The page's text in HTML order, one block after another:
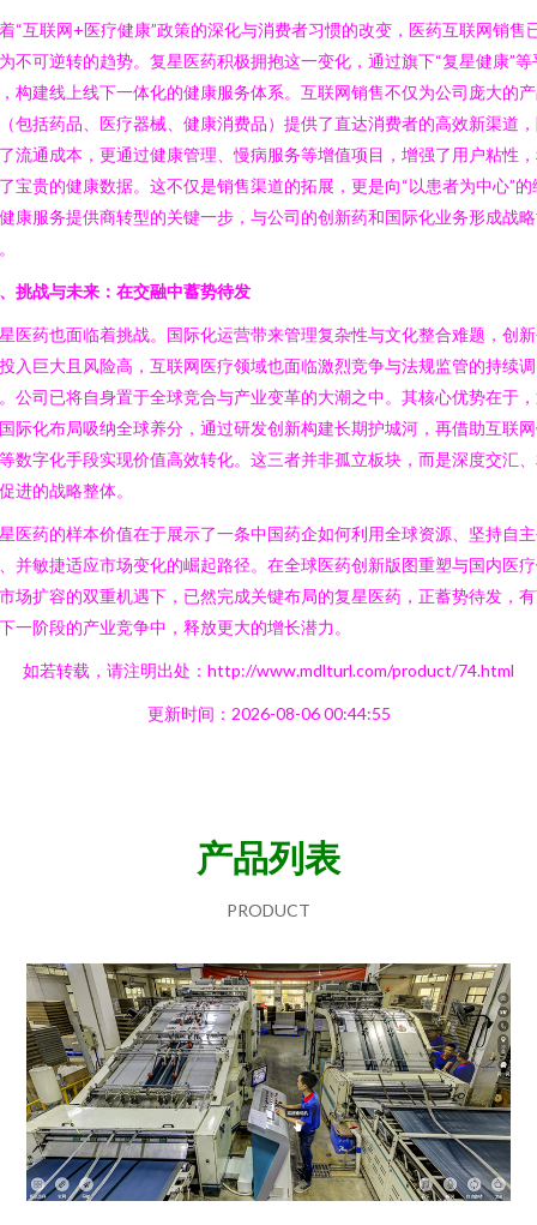
“互联网+医疗健康”政策的深化与消费者习惯的改变，医药互联网销售
不可逆转的趋势。复星医药积极拥抱这一变化，通过旗下“复星健康”等
构建线上线下一体化的健康服务体系。互联网销售不仅为公司庞大的
包括药品、医疗器械、健康消费品）提供了直达消费者的高效新渠道
流通成本，更通过健康管理、慢病服务等增值项目，增强了用户粘性
宝贵的健康数据。这不仅是销售渠道的拓展，更是向“以患者为中心”的
康服务提供商转型的关键一步，与公司的创新药和国际化业务形成战
挑战与未来：在交融中蓄势待发
医药也面临着挑战。国际化运营带来管理复杂性与文化整合难题，创
入巨大且风险高，互联网医疗领域也面临激烈竞争与法规监管的持续调
公司已将自身置于全球竞合与产业变革的大潮之中。其核心优势在于
际化布局吸纳全球养分，通过研发创新构建长期护城河，再借助互联
数字化手段实现价值高效转化。这三者并非孤立板块，而是深度交汇
进的战略整体。
医药的样本价值在于展示了一条中国药企如何利用全球资源、坚持自
并敏捷适应市场变化的崛起路径。在全球医药创新版图重塑与国内医
场扩容的双重机遇下，已然完成关键布局的复星医药，正蓄势待发，
一阶段的产业竞争中，释放更大的增长潜力。
如若转载，请注明出处：http://www.mdlturl.com/product/74.html
更新时间：2026-08-06 00:44:55
产品列表
PRODUCT